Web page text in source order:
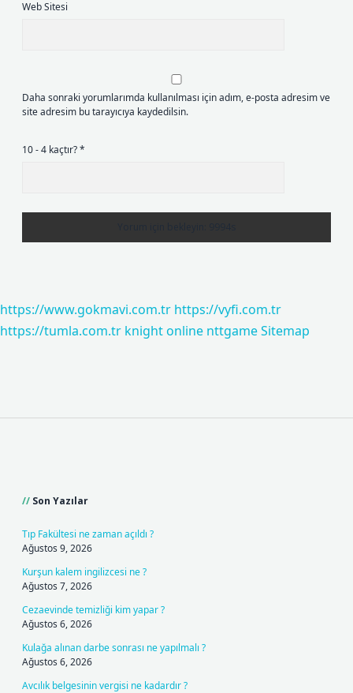
Web Sitesi
Daha sonraki yorumlarımda kullanılması için adım, e-posta adresim ve
site adresim bu tarayıcıya kaydedilsin.
10 - 4 kaçtır?*
https://www.gokmavi.com.tr https://vyfi.com.tr
https://tumla.com.tr knight online nttgameSitemap
Son Yazılar
Tıp Fakültesi ne zaman açıldı ?
Ağustos 9, 2026
Kurşun kalem ingilizcesi ne ?
Ağustos 7, 2026
Cezaevinde temizliği kim yapar ?
Ağustos 6, 2026
Kulağa alınan darbe sonrası ne yapılmalı ?
Ağustos 6, 2026
Avcılık belgesinin vergisi ne kadardır ?